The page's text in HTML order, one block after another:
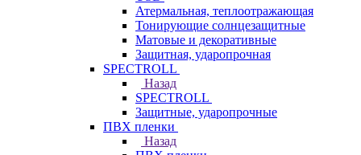
Атермальная, теплоотражающая
Тонирующие солнцезащитные
Матовые и декоративные
Защитная, ударопрочная
SPECTROLL
Назад
SPECTROLL
Защитные, ударопрочные
ПВХ пленки
Назад